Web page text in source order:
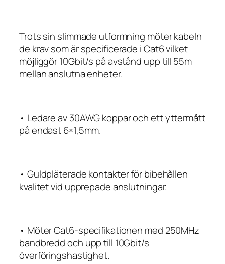
Trots sin slimmade utformning möter kabeln
de krav som är specificerade i Cat6 vilket
möjliggör 10Gbit/s på avstånd upp till 55m
mellan anslutna enheter.
• Ledare av 30AWG koppar och ett yttermått
på endast 6×1,5mm.
• Guldpläterade kontakter för bibehållen
kvalitet vid upprepade anslutningar.
• Möter Cat6-specifikationen med 250MHz
bandbredd och upp till 10Gbit/s
överföringshastighet.